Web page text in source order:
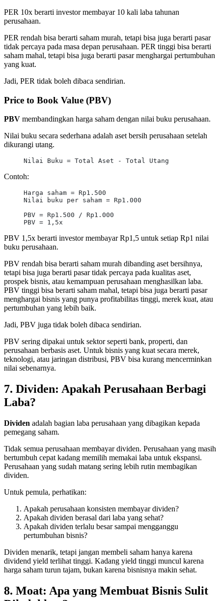
PER 10x berarti investor membayar 10 kali laba tahunan
perusahaan.
PER rendah bisa berarti saham murah, tetapi bisa juga berarti pasar
tidak percaya pada masa depan perusahaan. PER tinggi bisa berarti
saham mahal, tetapi bisa juga berarti pasar menghargai pertumbuhan
yang kuat.
Jadi, PER tidak boleh dibaca sendirian.
Price to Book Value (PBV)
PBV membandingkan harga saham dengan nilai buku perusahaan.
Nilai buku secara sederhana adalah aset bersih perusahaan setelah
dikurangi utang.
Nilai Buku = Total Aset - Total Utang
Contoh:
Harga saham = Rp1.500
Nilai buku per saham = Rp1.000
PBV = Rp1.500 / Rp1.000
PBV = 1,5x
PBV 1,5x berarti investor membayar Rp1,5 untuk setiap Rp1 nilai
buku perusahaan.
PBV rendah bisa berarti saham murah dibanding aset bersihnya,
tetapi bisa juga berarti pasar tidak percaya pada kualitas aset,
prospek bisnis, atau kemampuan perusahaan menghasilkan laba.
PBV tinggi bisa berarti saham mahal, tetapi bisa juga berarti pasar
menghargai bisnis yang punya profitabilitas tinggi, merek kuat, atau
pertumbuhan yang lebih baik.
Jadi, PBV juga tidak boleh dibaca sendirian.
PBV sering dipakai untuk sektor seperti bank, properti, dan
perusahaan berbasis aset. Untuk bisnis yang kuat secara merek,
teknologi, atau jaringan distribusi, PBV bisa kurang mencerminkan
nilai sebenarnya.
7. Dividen: Apakah Perusahaan Berbagi
Laba?
Dividen adalah bagian laba perusahaan yang dibagikan kepada
pemegang saham.
Tidak semua perusahaan membayar dividen. Perusahaan yang masih
bertumbuh cepat kadang memilih memakai laba untuk ekspansi.
Perusahaan yang sudah matang sering lebih rutin membagikan
dividen.
Untuk pemula, perhatikan:
Apakah perusahaan konsisten membayar dividen?
Apakah dividen berasal dari laba yang sehat?
Apakah dividen terlalu besar sampai mengganggu
pertumbuhan bisnis?
Dividen menarik, tetapi jangan membeli saham hanya karena
dividend yield terlihat tinggi. Kadang yield tinggi muncul karena
harga saham turun tajam, bukan karena bisnisnya makin sehat.
8. Moat: Apa yang Membuat Bisnis Sulit